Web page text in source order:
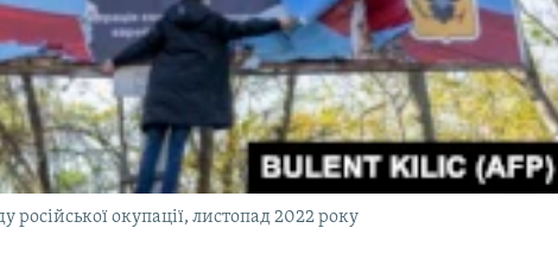
російської окупації, листопад 2022 року